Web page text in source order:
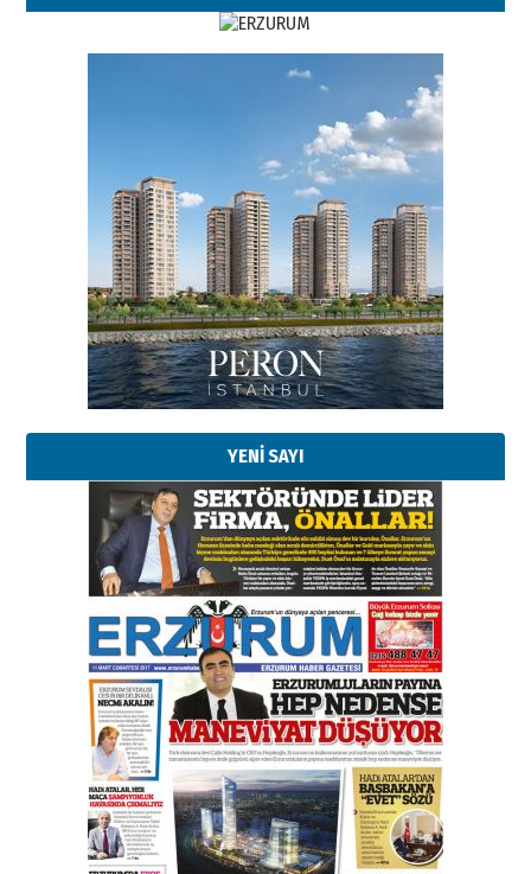
YENİ SAYI
Esat BİNDESEN
Başkan Sekmen’den Erzurum’a
bir vizyon proje daha!
02 Ağustos 2026 Pazar
Kadir SABUNCUOĞLU
Erzurumspor’un köşe taşları
29 Haziran 2026 Pazartesi
Kenan GÜLERCİ
Murat Şahsuvaroğlu ERKON’da
çıtayı yukarı taşırken,
yönetimdekiler aşağı
çekmemeli!
17 Şubat 2026 SalıOrhan BOZKURT
Bir fotoğraf, bir şehir, bir
gazeteci… Dizginler kimin
elinde?
31 Mart 2026 Salı
A. Berhan Yılmaz
BİR BÖLÜM DEĞİL, BİR ÖMÜR
SEÇİYORSUNUZ… “NEDEN
ATATÜRK ÜNİVERSİTESİ?”
28 Temmuz 2026 Salı
Ahmet Gökhan YAZICI
Ahmed Yesevi’den bir Alperen…
”Reisimiz” idi… Hakka yürüdü.!